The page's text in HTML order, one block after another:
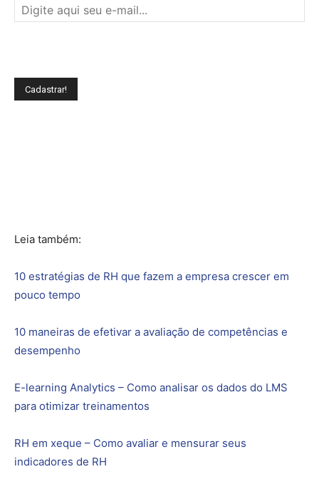
Leia também:
10 estratégias de RH que fazem a empresa crescer em
pouco tempo
10 maneiras de efetivar a avaliação de competências e
desempenho
E-learning Analytics – Como analisar os dados do LMS
para otimizar treinamentos
RH em xeque – Como avaliar e mensurar seus
indicadores de RH